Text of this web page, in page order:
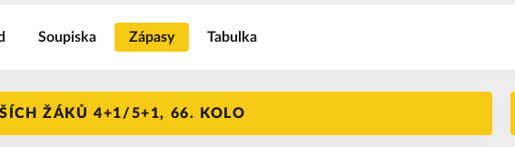
Soupiska Zápasy Tabulka
ŽÁKŮ 4+1/5+1, 66. KOLO